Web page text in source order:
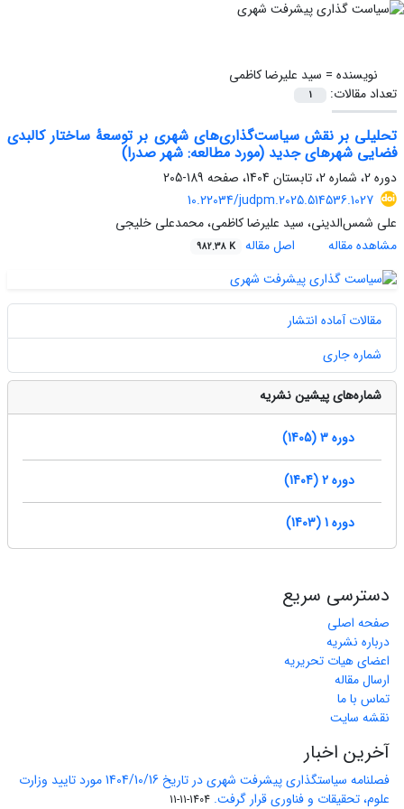
نویسنده = سید علیرضا کاظمی
تعداد مقالات:
1
تحلیلی بر نقش سیاست‌گذاری‌های شهری بر توسعۀ ساختار کالبدی
فضایی شهرهای جدید (مورد مطالعه: شهر صدرا)
دوره 2، شماره 2، تابستان 1404، صفحه
189-205
10.22034/judpm.2025.514536.1027
علی شمس‌‌الدینی، سید علیرضا کاظمی، محمدعلی خلیجی
مشاهده مقاله
اصل مقاله 982.38 K
مقالات آماده انتشار
شماره جاری
شماره‌های پیشین نشریه
دوره 3 (1405)
دوره 2 (1404)
دوره 1 (1403)
دسترسی سریع
صفحه اصلی
درباره نشریه
اعضای هیات تحریریه
ارسال مقاله
تماس با ما
نقشه سایت
آخرین اخبار
فصلنامه سیاستگذاری پیشرفت شهری در تاریخ 1404/10/16 مورد تایید وزارت
علوم، تحقیقات و فناوری قرار گرفت. 1404-11-11